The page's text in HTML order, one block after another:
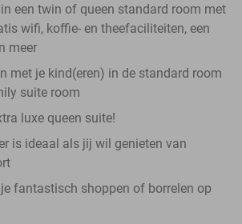
een twin of queen standard room met
wifi, koffie- en theefaciliteiten, een
meer
met je kind(eren) in de standard room
suite room
luxe queen suite!
is ideaal als jij wil genieten van
fantastisch shoppen of borrelen op